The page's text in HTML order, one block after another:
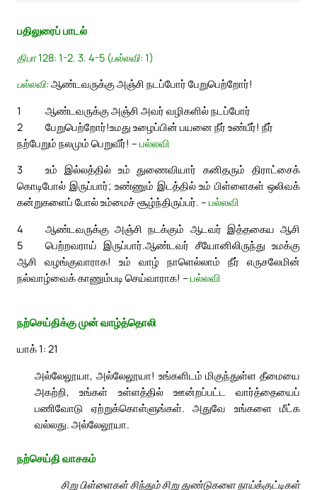
பதிலுரைப் பாடல்
திபா 128: 1-2. 3. 4-5 (பல்லவி: 1)
பல்லவி: ஆண்டவருக்கு அஞ்சி நடப்போர் பேறுபெற்றோர்!
1
ஆண்டவருக்கு அஞ்சி அவர் வழிகளில் நடப்போர்
பேறுபெற்றோர்!
2
உமது உழைப்பின் பயனை நீர் உண்பீர்! நீர்
நற்பேறும் நலமும் பெறுவீர்! – பல்லவி
3
உம் இல்லத்தில் உம் துணைவியார் கனிதரும் திராட்சைக்
கொடிபோல் இருப்பார்; உண்ணும் இடத்தில் உம் பிள்ளைகள் ஒலிவக்
கன்றுகளைப் போல் உம்மைச் சூழ்ந்திருப்பர். – பல்லவி
4
ஆண்டவருக்கு அஞ்சி நடக்கும் ஆடவர் இத்தகைய ஆசி
பெற்றவராய் இருப்பார்.
5
ஆண்டவர் சீயோனிலிருந்து உமக்கு
ஆசி வழங்குவாராக! உம் வாழ் நாளெல்லாம் நீர் எருசலேமின்
நல்வாழ்வைக் காணும்படி செய்வாராக! – பல்லவி
நற்செய்திக்கு முன் வாழ்த்தொலி
யாக் 1: 21
அல்லேலூயா, அல்லேலூயா! உங்களிடம் மிகுந்துள்ள தீமையை
அகற்றி, உங்கள் உள்ளத்தில் ஊன்றப்பட்ட வார்த்தையைப்
பணிவோடு ஏற்றுக்கொள்ளுங்கள். அதுவே உங்களை மீட்க
வல்லது. அல்லேலூயா.
நற்செய்தி வாசகம்
சிறு பிள்ளைகள் சிந்தும் சிறு துண்டுகளை நாய்க்குட்டிகள்